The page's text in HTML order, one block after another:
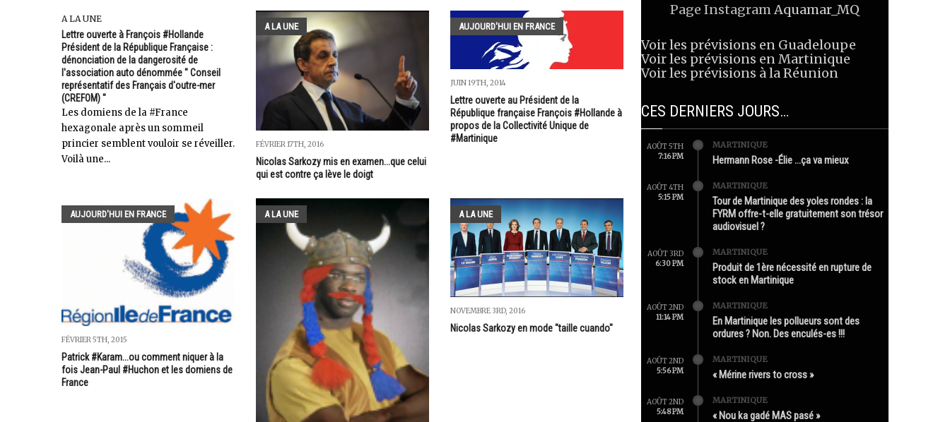
A LA UNE
Lettre ouverte à François #Hollande
Président de la République Française :
dénonciation de la dangerosité de
l'association auto dénommée " Conseil
représentatif des Français d'outre-mer
(CREFOM) "
Les domiens de la #France
hexagonale après un sommeil
princier semblent vouloir se réveiller.
Voilà une...
A LA UNE
FÉVRIER 17TH, 2016
Nicolas Sarkozy mis en examen...que celui
qui est contre ça lève le doigt
AUJOURD'HUI EN FRANCE
JUIN 19TH, 2014
Lettre ouverte au Président de la
République française François #Hollande à
propos de la Collectivité Unique de
#Martinique
AUJOURD'HUI EN FRANCE
FÉVRIER 5TH, 2015
Patrick #Karam...ou comment niquer à la
fois Jean-Paul #Huchon et les domiens de
France
A LA UNE A LA UNE
NOVEMBRE 3RD, 2016
Nicolas Sarkozy en mode "taille cuando"
Page InstagramAquamar_MQ
Voir les prévisions en Guadeloupe
Voir les prévisions en Martinique
Voir les prévisions à la Réunion
CES DERNIERS JOURS…
AOÛT 5TH
7:16 PM
MARTINIQUE
Hermann Rose -Élie …ça va mieux
AOÛT 4TH
5:15 PM
MARTINIQUE
Tour de Martinique des yoles rondes : la
FYRM offre-t-elle gratuitement son trésor
audiovisuel ?
AOÛT 3RD
6:30 PM
MARTINIQUE
Produit de 1ère nécessité en rupture de
stock en Martinique
AOÛT 2ND
11:14 PM
MARTINIQUE
En Martinique les pollueurs sont des
ordures ? Non. Des enculés-es !!!
AOÛT 2ND
5:56 PM
MARTINIQUE
« Mérine rivers to cross »
AOÛT 2ND
5:48 PM
MARTINIQUE
« Nou ka gadé MAS pasé »